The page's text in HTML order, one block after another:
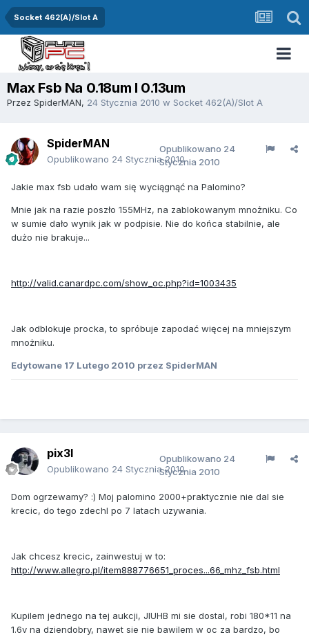
Socket 462(A)/Slot A
Max Fsb Na 0.18um I 0.13um
Przez SpiderMAN, 24 Stycznia 2010 w Socket 462(A)/Slot A
SpiderMAN
Opublikowano 24 Stycznia 2010
Opublikowano 24
Stycznia 2010
Jakie max fsb udało wam się wyciągnąć na Palomino?
Mnie jak na razie poszło 155MHz, na zablokowanym mnożniku. Co
w sumie dało wynik jak w podpisie. Nie do końca stabilnie, ale
dużo nie brakuje...
http://valid.canardpc.com/show_oc.php?id=1003435
Jak odblokuje procka, to spróbuje zapodać więcej na mniejszym
mnożniku.
Edytowane 17 Lutego 2010 przez SpiderMAN
pix3l
Opublikowano 24 Stycznia 2010
Opublikowano 24
Stycznia 2010
Dom ogrzewamy? :) Moj palomino 2000+praktycznie nie dal sie
krecic, do tego zdechl po 7 latach uzywania.
Jak chcesz krecic, zainwestuj w to:
http://www.allegro.pl/item888776651_proces...66_mhz_fsb.html
Kupilem jednego na tej aukcji, JIUHB mi sie dostal, robi 180*11 na
1.6v na dziendobry, nawet sie nie bawilem w oc za bardzo, bo